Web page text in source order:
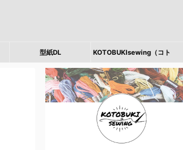
型紙DL KOTOBUKIsewing（コト
ブキソーイング）とは